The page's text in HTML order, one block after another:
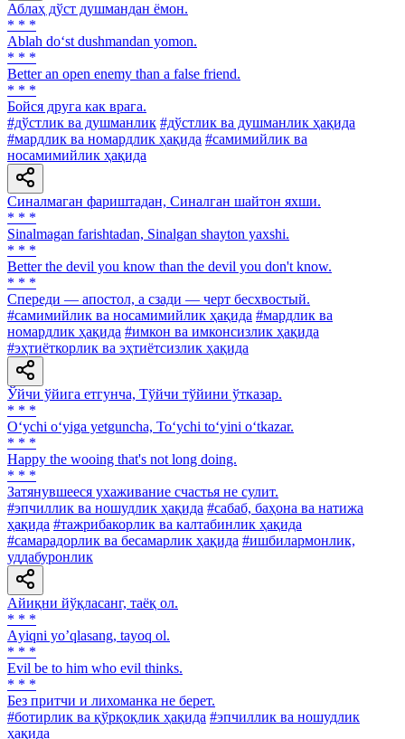
Аблаҳ дўст душмандан ёмон.
* * *
Ablah do‘st dushmandan yomon.
* * *
Better an open enemy than a false friend.
* * *
Бойся друга как врага.
#дўстлик ва душманлик #дўстлик ва душманлик ҳақида
#мардлик ва номардлик ҳақида #самимийлик ва
носамимийлик ҳақида
Синалмаган фариштадан, Синалган шайтон яхши.
* * *
Sinalmagan farishtadan, Sinalgan shayton yaxshi.
* * *
Better the devil you know than the devil you don't know.
* * *
Спереди — апостол, а сзади — черт бесхвостый.
#самимийлик ва носамимийлик ҳақида #мардлик ва
номардлик ҳақида #имкон ва имконсизлик ҳақида
#эҳтиёткорлик ва эҳтиётсизлик ҳақида
Ўйчи ўйига етгунча, Тўйчи тўйини ўтказар.
* * *
O‘ychi o‘yiga yetguncha, To‘ychi to‘yini o‘tkazar.
* * *
Happy the wooing that's not long doing.
* * *
Затянувшееся ухаживание счастья не сулит.
#эпчиллик ва ношудлик ҳақида #сабаб, баҳона ва натижа
ҳақида #тажрибакорлик ва калтабинлик ҳақида
#самарадорлик ва бесамарлик ҳақида #ишбилармонлик,
уддабуронлик
Айиқни йўқласанг, таёқ ол.
* * *
Аyiqni yoʼqlasang, tayoq ol.
* * *
Evil be to him who evil thinks.
* * *
Без притчи и лихоманка не берет.
#ботирлик ва қўрқоқлик ҳақида #эпчиллик ва ношудлик
ҳақида